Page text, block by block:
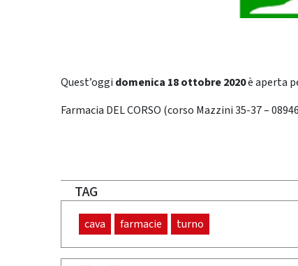
Quest’oggi domenica 18 ottobre 2020è aperta
Farmacia DEL CORSO (corso Mazzini 35-37 –
TAG
cava farmacie turno